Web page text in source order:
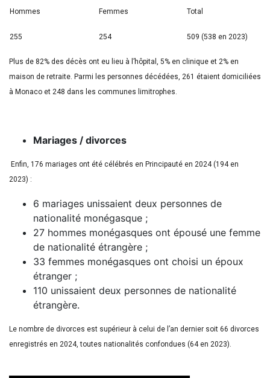
Hommes Femmes Total
255 254 509 (538 en 2023)
Plus de 82% des décès ont eu lieu à l’hôpital, 5% en clinique et 2% en
maison de retraite. Parmi les personnes décédées, 261 étaient domiciliées
à Monaco et 248 dans les communes limitrophes.
Mariages / divorces
Enfin, 176 mariages ont été célébrés en Principauté en 2024 (194 en
2023) :
6 mariages unissaient deux personnes de
nationalité monégasque ;
27 hommes monégasques ont épousé une femme
de nationalité étrangère ;
33 femmes monégasques ont choisi un époux
étranger ;
110 unissaient deux personnes de nationalité
étrangère.
Le nombre de divorces est supérieur à celui de l’an dernier soit 66 divorces
enregistrés en 2024, toutes nationalités confondues (64 en 2023).